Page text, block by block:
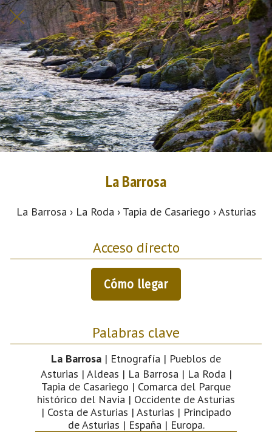
La Barrosa
La Barrosa › La Roda › Tapia de Casariego › Asturias
Acceso directo
Cómo llegar
Palabras clave
La Barrosa | Etnografía | Pueblos de
Asturias | Aldeas | La Barrosa | La Roda |
Tapia de Casariego | Comarca del Parque
histórico del Navia | Occidente de Asturias
| Costa de Asturias | Asturias | Principado
de Asturias | España | Europa.